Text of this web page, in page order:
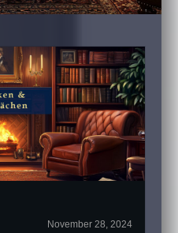
November 28, 2024